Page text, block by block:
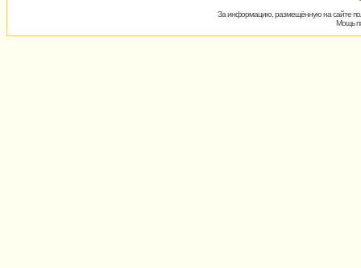
За информацию, размещённую на сайте
Мощь